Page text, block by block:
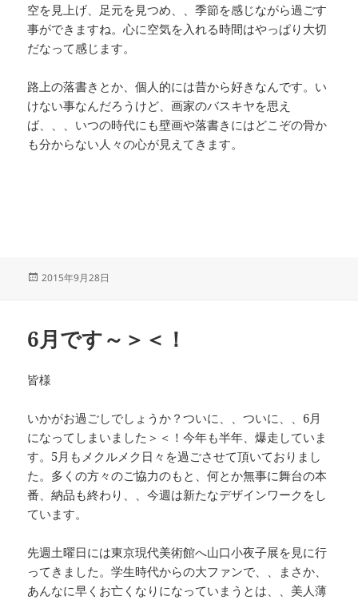
空を見上げ、足元を見つめ、、季節を感じながら過ごす
事ができますね。心に空気を入れる時間はやっぱり大切
だなって感じます。
路上の落書きとか、個人的には昔から好きなんです。い
けない事なんだろうけど、画家のバスキヤを思え
ば、、、いつの時代にも壁画や落書きにはどこぞの骨か
も分からない人々の心が見えてきます。
投
2015年9月28日
6月です～＞＜！
皆様
いかがお過ごしでしょうか？ついに、、ついに、、6月
になってしまいました＞＜！今年も半年、爆走していま
す。5月もメクルメク日々を過ごさせて頂いておりまし
た。多くの方々のご協力のもと、何とか無事に舞台の本
番、納品も終わり、、今週は新たなデザインワークをし
ています。
先週土曜日には東京現代美術館へ山口小夜子展を見に行
ってきました。学生時代からの大ファンで、、まさか、
あんなに早くお亡くなりになっていまうとは、、美人薄